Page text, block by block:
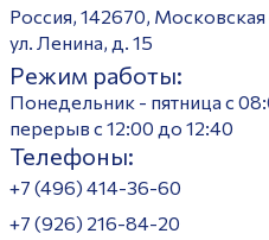
Россия, 142670,
ул. Ленина, д. 15
Режим работы:
Понедельник - пятница с
перерыв с 12:00 до 12:40
Телефоны:
+7 (496) 414-36-60
+7 (926) 216-84-20